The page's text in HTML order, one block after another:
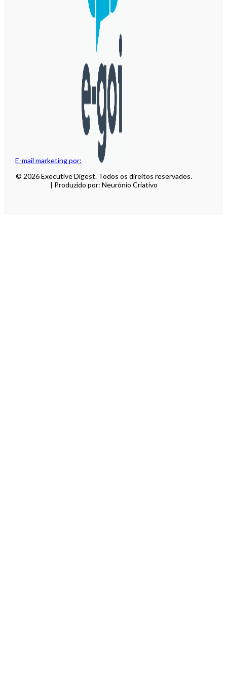
E-mail marketing por:
© 2026 Executive Digest. Todos os direitos reservados.
| Produzido por: Neurónio Criativo